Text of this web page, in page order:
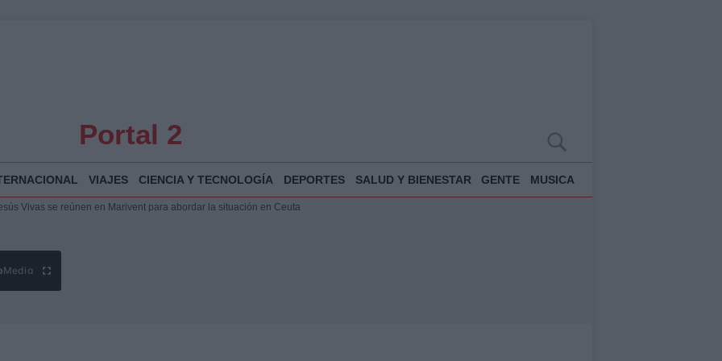
Portal 2
VIAJES CIENCIA Y TECNOLOGÍA DEPORTES SALUD Y BIENESTAR GENTE MUSICA
del Gobierno ante la crisis migratoria en Ceuta
Vivas se reúnen en Marivent para abordar la situación en Ceuta
Media